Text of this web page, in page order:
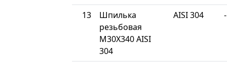
13
Шпилька
резьбовая
М30Х340 AISI
304
AISI 304 -